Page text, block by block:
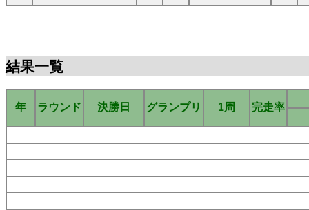
結果一覧
年 ラウンド 決勝日 グランプリ 1周 完走率